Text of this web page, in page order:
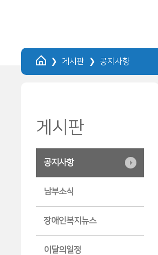
HOME게시판 공지사항
게시판
공지사항
남부소식
장애인복지뉴스
이달의일정